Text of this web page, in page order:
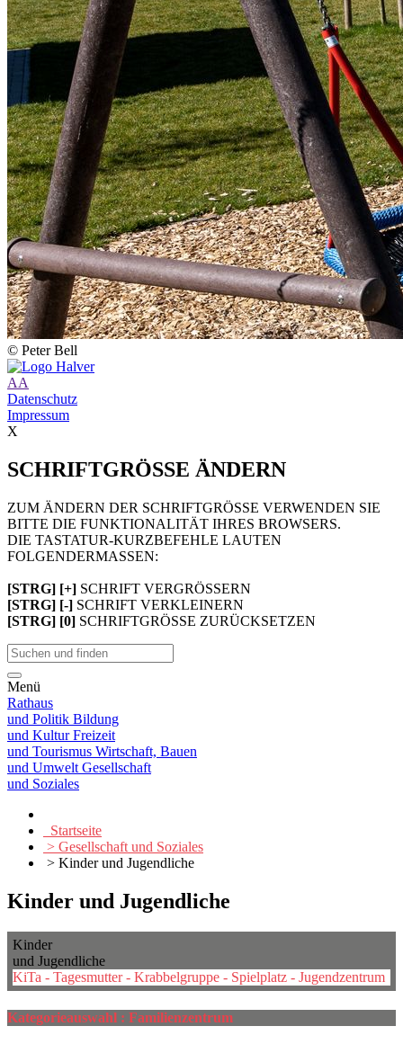
© Peter Bell
AA
Datenschutz
Impressum
X
SCHRIFTGRÖSSE ÄNDERN
ZUM ÄNDERN DER SCHRIFTGRÖSSE VERWENDEN SIE
BITTE DIE FUNKTIONALITÄT IHRES BROWSERS.
DIE TASTATUR-KURZBEFEHLE LAUTEN
FOLGENDERMASSEN:
[STRG] [+] SCHRIFT VERGRÖSSERN
[STRG] [-] SCHRIFT VERKLEINERN
[STRG] [0] SCHRIFTGRÖSSE ZURÜCKSETZEN
Menü
Rathaus
und Politik Bildung
und KulturFreizeit
und Tourismus Wirtschaft, Bauen
und Umwelt Gesellschaft
und Soziales
Startseite
> Gesellschaft und Soziales
> Kinder und Jugendliche
Kinder und Jugendliche
Kinder
und Jugendliche
KiTa - Tagesmutter - Krabbelgruppe - Spielplatz - Jugendzentrum
Kategorieauswahl : Familienzentrum